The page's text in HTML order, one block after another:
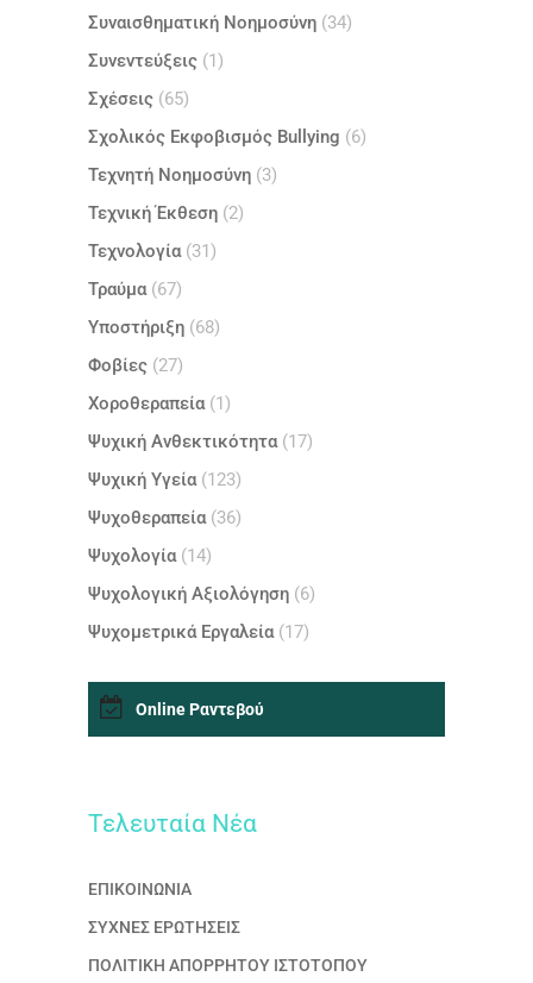
Συναισθηματική Νοημοσύνη (34)
Συνεντεύξεις (1)
Σχέσεις (65)
Σχολικός Εκφοβισμός Bullying (6)
Τεχνητή Νοημοσύνη (3)
Τεχνική Έκθεση (2)
Τεχνολογία(31)
Τραύμα(67)
Υποστήριξη (68)
Φοβίες (27)
Χοροθεραπεία(1)
Ψυχική Ανθεκτικότητα(17)
Ψυχική Υγεία(123)
Ψυχοθεραπεία(36)
Ψυχολογία(14)
Ψυχολογική Αξιολόγηση (6)
Ψυχομετρικά Εργαλεία(17)
Online Ραντεβού
Τελευταία Nέα
ΕΠΙΚΟΙΝΩΝΙΑ
ΣΥΧΝΕΣ ΕΡΩΤΗΣΕΙΣ
ΠΟΛΙΤΙΚΗ ΑΠΟΡΡΗΤΟΥ ΙΣΤΟΤΟΠΟΥ